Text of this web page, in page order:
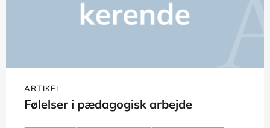
ARTIKEL
Følelser i pædagogisk arbejde